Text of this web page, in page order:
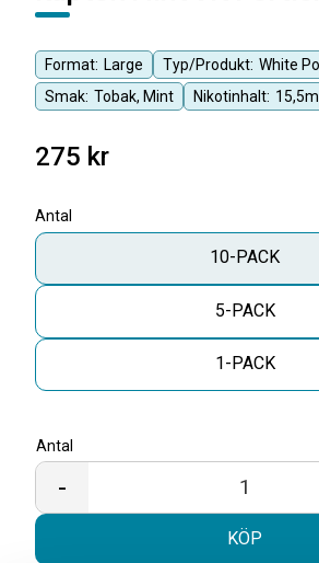
Format: Large Typ/Produkt: White
Smak: Tobak, Mint Nikotinhalt:
275 kr
Antal
10-PACK
5-PACK
1-PACK
Antal
-
KÖP